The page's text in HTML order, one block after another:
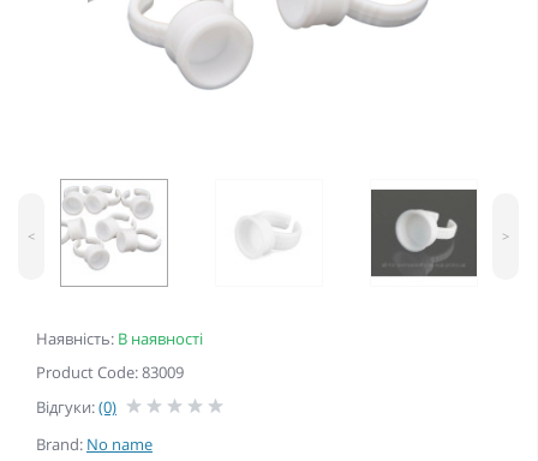
Наявність: В наявності
Product Code: 83009
Відгуки:(0)
Brand: No name
< >